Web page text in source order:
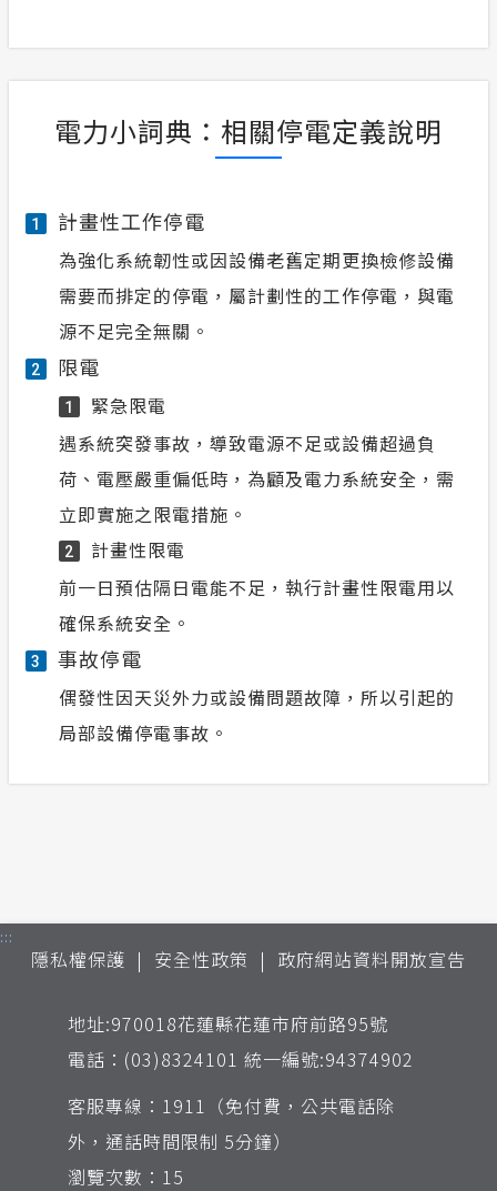
電力小詞典：相關停電定義說明
1 計畫性工作停電
為強化系統韌性或因設備老舊定期更換檢修設備
需要而排定的停電，屬計劃性的工作停電，與電
源不足完全無關。
2 限電
1
緊急限電
遇系統突發事故，導致電源不足或設備超過負
荷、電壓嚴重偏低時，為顧及電力系統安全，需
立即實施之限電措施。
2
計畫性限電
前一日預估隔日電能不足，執行計畫性限電用以
確保系統安全。
3 事故停電
偶發性因天災外力或設備問題故障，所以引起的
局部設備停電事故。
:::
隱私權保護 安全性政策 政府網站資料開放宣告
地址:970018花蓮縣花蓮市府前路95號
電話：(03)8324101 統一編號:94374902
客服專線：1911（免付費，公共電話除
外，通話時間限制 5分鐘）
瀏覽次數：15